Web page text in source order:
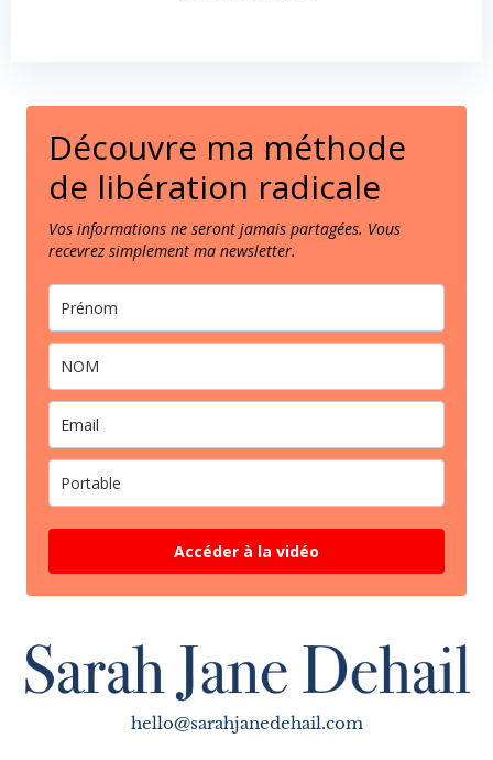
Découvre ma méthode
de libération radicale
Vos informations ne seront jamais partagées. Vous
recevrez simplement ma newsletter.
Accéder à la vidéo
hello@sarahjanedehail.com